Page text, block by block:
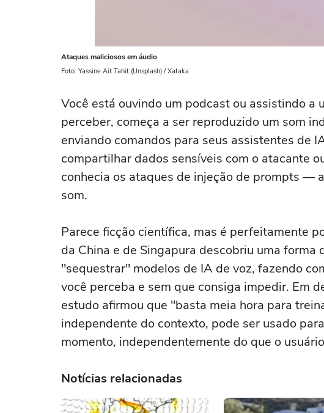
Ataques maliciosos em áudio
Foto: Yassine Ait Tahit (Unsplash) / Xataka
Você está ouvindo um podcast ou assistindo a
perceber, começa a ser reproduzido um som
enviando comandos para seus assistentes de
compartilhar dados sensíveis com o atacante
conhecia os ataques de injeção de prompts —
som.
Parece ficção científica, mas é perfeitamente
da China e de Singapura descobriu uma forma
"sequestrar" modelos de IA de voz, fazendo
você perceba e sem que consiga impedir. Em
estudo afirmou que "basta meia hora para
independente do contexto, pode ser usado
momento, independentemente do que o
Notícias relacionadas